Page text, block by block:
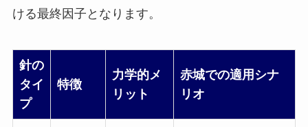
ける最終因子となります。
針の
タイ
プ
特徴
力学的メ
リット
赤城での適用シナ
リオ